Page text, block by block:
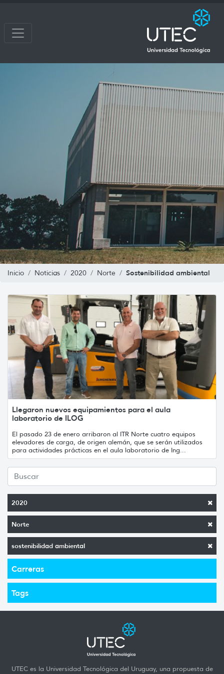
Inicio Noticias 2020 Norte Sostenibilidad ambiental
2020
Norte
sostenibilidad ambiental
Carreras
Tags
Llegaron nuevos equipamientos para el aula
laboratorio de ILOG
El pasado 23 de enero arribaron al ITR Norte cuatro equipos
elevadores de carga, de origen alemán, que se serán utilizados
para actividades prácticas en el aula laboratorio de Ing...
UTEC es la Universidad Tecnológica del Uruguay, una propuesta de